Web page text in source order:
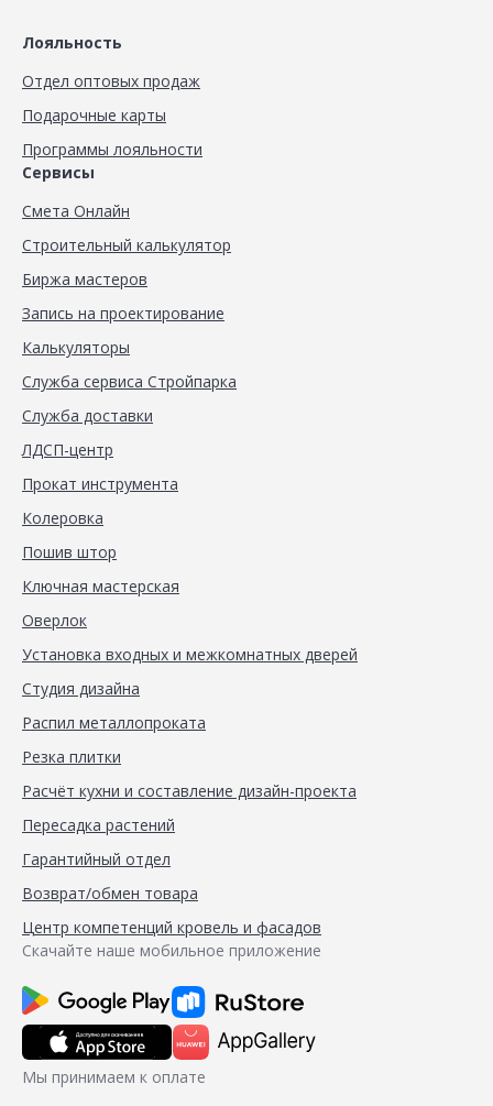
Лояльность
Отдел оптовых продаж
Подарочные карты
Программы лояльности
Сервисы
Смета Онлайн
Строительный калькулятор
Биржа мастеров
Запись на проектирование
Калькуляторы
Служба сервиса Стройпарка
Служба доставки
ЛДСП-центр
Прокат инструмента
Колеровка
Пошив штор
Ключная мастерская
Оверлок
Установка входных и межкомнатных дверей
Студия дизайна
Распил металлопроката
Резка плитки
Расчёт кухни и составление дизайн-проекта
Пересадка растений
Гарантийный отдел
Возврат/обмен товара
Центр компетенций кровель и фасадов
Скачайте наше мобильное приложение
Мы принимаем к оплате